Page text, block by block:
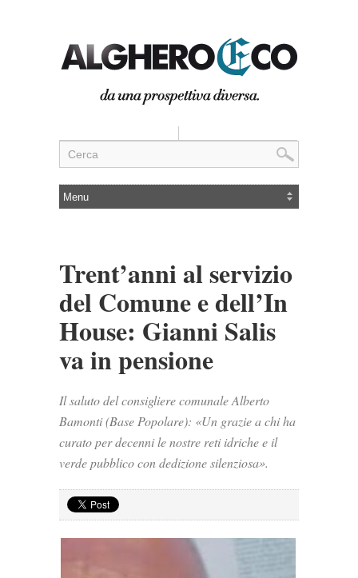
Trent’anni al servizio
del Comune e dell’In
House: Gianni Salis
va in pensione
Il saluto del consigliere comunale Alberto
Bamonti (Base Popolare): «Un grazie a chi ha
curato per decenni le nostre reti idriche e il
verde pubblico con dedizione silenziosa».